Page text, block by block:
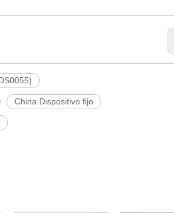
China Dispositivo fijo